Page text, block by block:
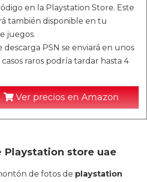
en la Playstation Store. Este
también disponible en tu
juegos.
descarga PSN se enviará en unos
raros podría tardar hasta 4
Ver precios en Amazon
Playstation store uae
de fotos de playstation